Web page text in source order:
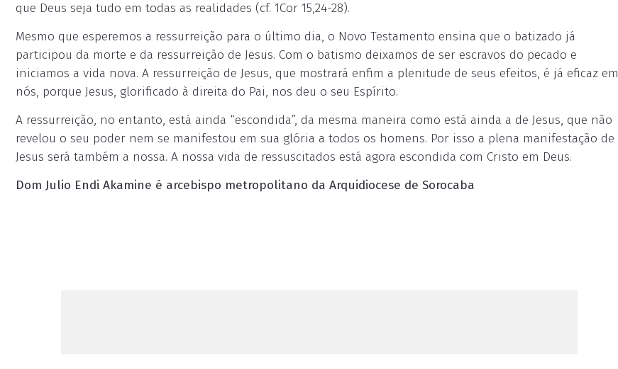
que Deus seja tudo em todas as realidades (cf. 1Cor 15,24-28).
Mesmo que esperemos a ressurreição para o último dia, o Novo Testamento ensina que o batizado já
participou da morte e da ressurreição de Jesus. Com o batismo deixamos de ser escravos do pecado e
iniciamos a vida nova. A ressurreição de Jesus, que mostrará enfim a plenitude de seus efeitos, é já eficaz em
nós, porque Jesus, glorificado à direita do Pai, nos deu o seu Espírito.
A ressurreição, no entanto, está ainda “escondida”, da mesma maneira como está ainda a de Jesus, que não
revelou o seu poder nem se manifestou em sua glória a todos os homens. Por isso a plena manifestação de
Jesus será também a nossa. A nossa vida de ressuscitados está agora escondida com Cristo em Deus.
Dom Julio Endi Akamine é arcebispo metropolitano da Arquidiocese de Sorocaba